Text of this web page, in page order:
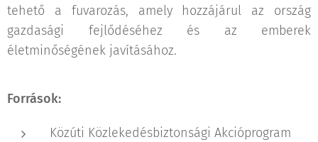
tehető a fuvarozás, amely hozzájárul az ország
gazdasági fejlődéséhez és az emberek
életminőségének javításához.
Források:
Közúti Közlekedésbiztonsági Akcióprogram